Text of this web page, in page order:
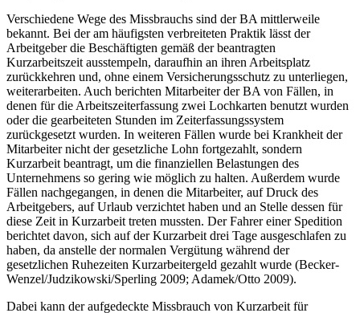
Verschiedene Wege des Missbrauchs sind der BA mittlerweile
bekannt. Bei der am häufigsten verbreiteten Praktik lässt der
Arbeitgeber die Beschäftigten gemäß der beantragten
Kurzarbeitszeit ausstempeln, daraufhin an ihren Arbeitsplatz
zurückkehren und, ohne einem Versicherungsschutz zu unterliegen,
weiterarbeiten. Auch berichten Mitarbeiter der BA von Fällen, in
denen für die Arbeitszeiterfassung zwei Lochkarten benutzt wurden
oder die gearbeiteten Stunden im Zeiterfassungssystem
zurückgesetzt wurden. In weiteren Fällen wurde bei Krankheit der
Mitarbeiter nicht der gesetzliche Lohn fortgezahlt, sondern
Kurzarbeit beantragt, um die finanziellen Belastungen des
Unternehmens so gering wie möglich zu halten. Außerdem wurde
Fällen nachgegangen, in denen die Mitarbeiter, auf Druck des
Arbeitgebers, auf Urlaub verzichtet haben und an Stelle dessen für
diese Zeit in Kurzarbeit treten mussten. Der Fahrer einer Spedition
berichtet davon, sich auf der Kurzarbeit drei Tage ausgeschlafen zu
haben, da anstelle der normalen Vergütung während der
gesetzlichen Ruhezeiten Kurzarbeitergeld gezahlt wurde (Becker-